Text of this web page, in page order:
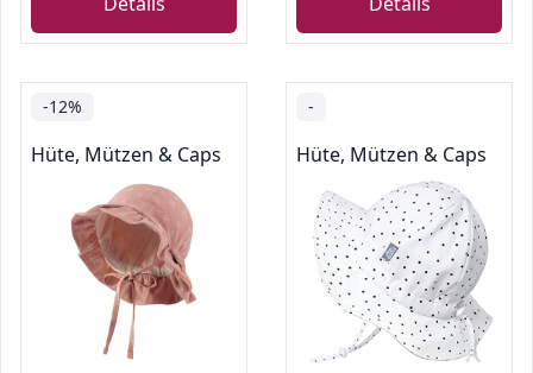
-12%
Hüte, Mützen & Caps
-
Hüte, Mützen & Caps